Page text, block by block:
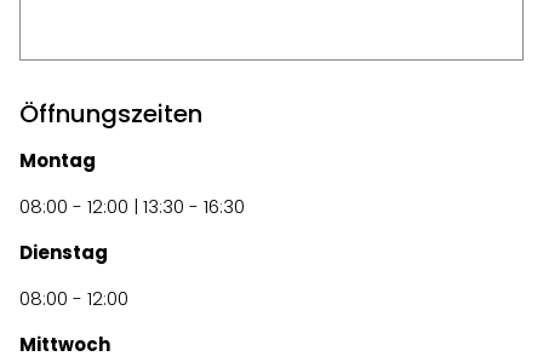
Öffnungszeiten
Montag
08:00 - 12:00 | 13:30 - 16:30
Dienstag
08:00 - 12:00
Mittwoch